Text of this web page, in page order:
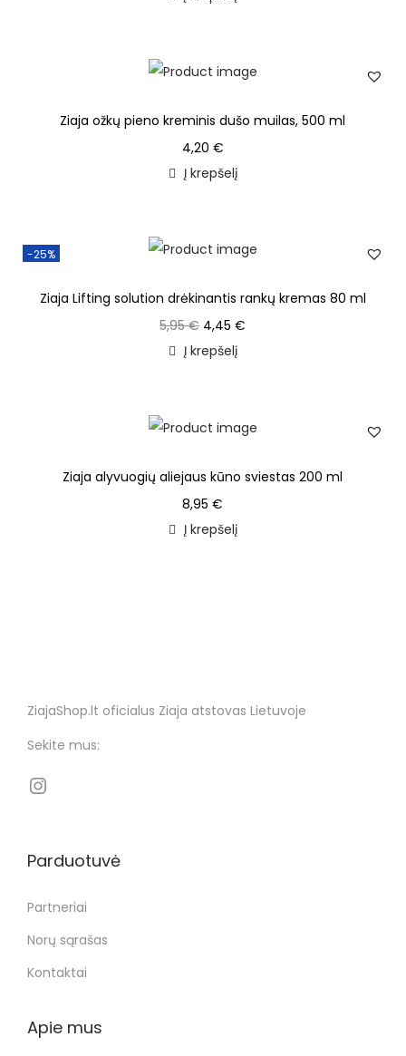
Ziaja ožkų pieno kreminis dušo muilas, 500 ml
4,20 €
Į krepšelį
-25%
Ziaja Lifting solution drėkinantis rankų kremas 80 ml
5,95€ 4,45€
Į krepšelį
Ziaja alyvuogių aliejaus kūno sviestas 200 ml
8,95€
Į krepšelį
ZiajaShop.lt oficialus Ziaja atstovas Lietuvoje
Sekite mus:
Parduotuvė
Partneriai
Norų sąrašas
Kontaktai
Apie mus